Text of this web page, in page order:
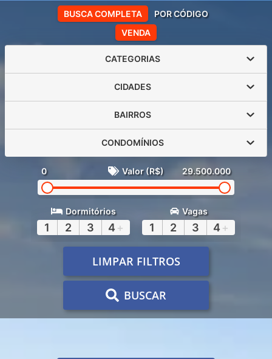
VENDA
BUSCA COMPLETA POR CÓDIGO
CATEGORIAS
CIDADES
BAIRROS
CONDOMÍNIOS
0 Valor (R$) 29.500.000
Dormitórios
1 2 3 4 +
Vagas
1 2 3 4 +
LIMPAR FILTROS
BUSCAR